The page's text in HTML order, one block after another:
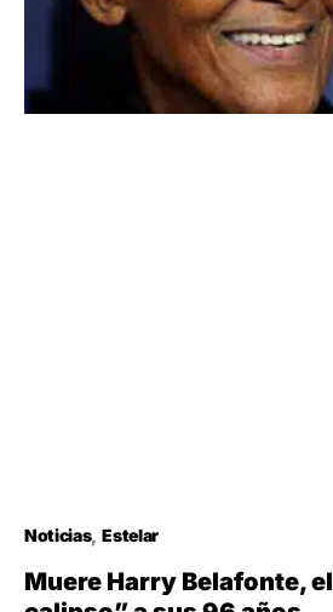
Noticias Estelar
Muere Harry Belafonte,